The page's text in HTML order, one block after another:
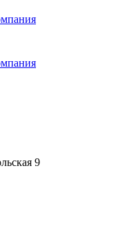
9